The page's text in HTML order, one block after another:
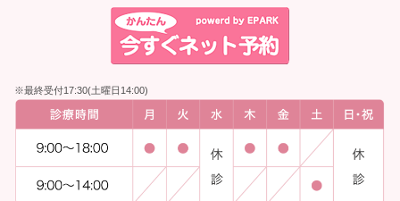
※最終受付17:30(土曜日14:00)